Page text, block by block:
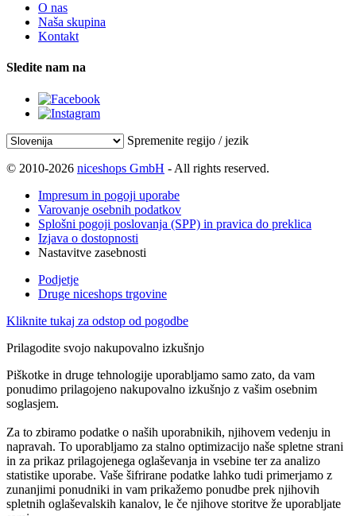
O nas
Naša skupina
Kontakt
Sledite nam na
Spremenite regijo / jezik
© 2010-2026 niceshops GmbH - All rights reserved.
Impresum in pogoji uporabe
Varovanje osebnih podatkov
Splošni pogoji poslovanja (SPP) in pravica do preklica
Izjava o dostopnosti
Nastavitve zasebnosti
Podjetje
Druge niceshops trgovine
Kliknite tukaj za odstop od pogodbe
Prilagodite svojo nakupovalno izkušnjo
Piškotke in druge tehnologije uporabljamo samo zato, da vam
ponudimo prilagojeno nakupovalno izkušnjo z vašim osebnim
soglasjem.
Za to zbiramo podatke o naših uporabnikih, njihovem vedenju in
napravah. To uporabljamo za stalno optimizacijo naše spletne strani
in za prikaz prilagojenega oglaševanja in vsebine ter za analizo
statistike uporabe. Vaše šifrirane podatke lahko tudi primerjamo z
zunanjimi ponudniki in vam prikažemo ponudbe prek njihovih
spletnih oglaševalskih kanalov, le če njihove storitve že uporabljate